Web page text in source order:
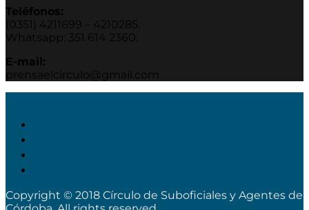
Teléfonos:
(0351) 4211699 – 4210285.
Whatsapp: 351 614 2360.
E-mail:
prensaelcirculo@gmail.com
Copyright © 2018 Círculo de Suboficiales y Agentes de